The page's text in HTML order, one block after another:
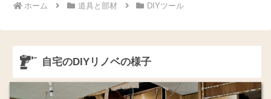
ホーム 道具と部材 DIYツール
自宅のDIYリノベの様子